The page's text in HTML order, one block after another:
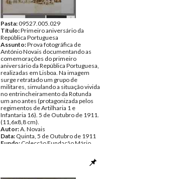
Pasta:09527.005.029
Título:Primeiro aniversário da
República Portuguesa
Assunto:Prova fotográfica de
António Novais documentando as
comemorações do primeiro
aniversário da República Portuguesa,
realizadas em Lisboa. Na imagem
surge retratado um grupo de
militares, simulando a situação vivida
no entrincheiramento da Rotunda
um ano antes (protagonizada pelos
regimentos de Artilharia 1 e
Infantaria 16). 5 de Outubro de 1911.
(11,6x8,8 cm).
Autor:A. Novais
Data: Quinta, 5 de Outubro de 1911
Fundo: Colecção Fundação Mário